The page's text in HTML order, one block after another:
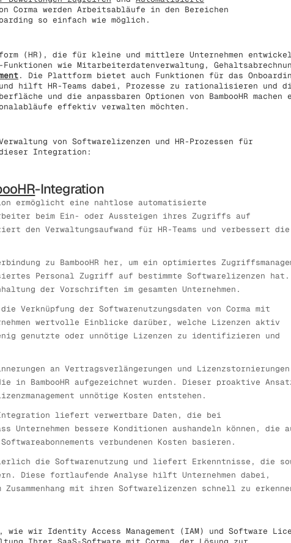
werden Arbeitsabläufe in den Bereichen
so einfach wie möglich.
(HR), die für kleine und mittlere Unternehmen
wie Mitarbeiterdatenverwaltung,
. Die Plattform bietet auch Funktionen für das
hilft HR-Teams dabei, Prozesse zu rationalisieren und
und die anpassbaren Optionen von BambooHR machen
effektiv verwalten möchten.
von Softwarelizenzen und HR-Prozessen für
dieser Integration:
-Integration
ermöglicht eine nahtlose automatisierte
beim Ein- oder Aussteigen ihres Zugriffs auf
den Verwaltungsaufwand für HR-Teams und verbessert die
zu BambooHR her, um ein optimiertes
Personal Zugriff auf bestimmte Softwarelizenzen hat.
der Vorschriften im gesamten Unternehmen.
Verknüpfung der Softwarenutzungsdaten von Corma mit
wertvolle Einblicke darüber, welche Lizenzen aktiv
genutzte oder unnötige Lizenzen zu identifizieren und
an Vertragsverlängerungen und
BambooHR aufgezeichnet wurden. Dieser proaktive
unnötige Kosten entstehen.
liefert verwertbare Daten, die bei
Unternehmen bessere Konditionen aushandeln können, die
verbundenen Kosten basieren.
die Softwarenutzung und liefert Erkenntnisse, die
Diese fortlaufende Analyse hilft Unternehmen dabei,
mit ihren Softwarelizenzen schnell zu
wie wir Identity Access Management (IAM) und Software